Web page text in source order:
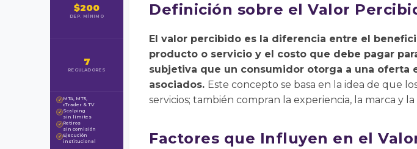
$200
DEP. MÍNIMO
7
REGULADORES
✓ MT4, MT5,
cTrader & TV
✓ Scalping
sin límites
✓ Retiros
sin comisión
✓ Ejecución
institucional
Definición sobre el Valor
El valor percibido es la diferencia entre el
producto o servicio y el costo que debe pagar
subjetiva que un consumidor otorga a una
asociados. Este concepto se basa en la idea de que
servicios; también compran la experiencia, la marca y
Factores que Influyen en el